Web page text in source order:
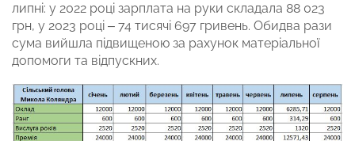
липні: у 2022 році зарплата на руки складала 88 023
грн, у 2023 році – 74 тисячі 697 гривень. Обидва рази
сума вийшла підвищеною за рахунок матеріальної
допомоги та відпускних.